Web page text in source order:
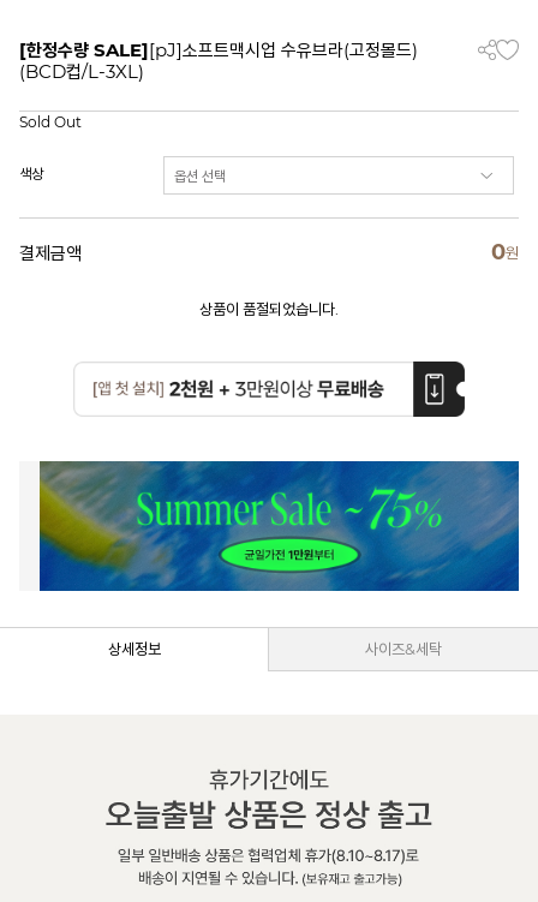
[한정수량 SALE][pJ]소프트맥시업 수유브라(고정몰드)
(BCD컵/L-3XL)
Sold Out
색상
결제금액 0원
상품이 품절되었습니다.
상세정보 사이즈&세탁